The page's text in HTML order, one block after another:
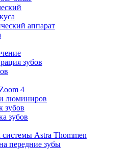
аппарат
зубов
4
люминиров
зубов
зубов
Astra Thommen
передние зубы